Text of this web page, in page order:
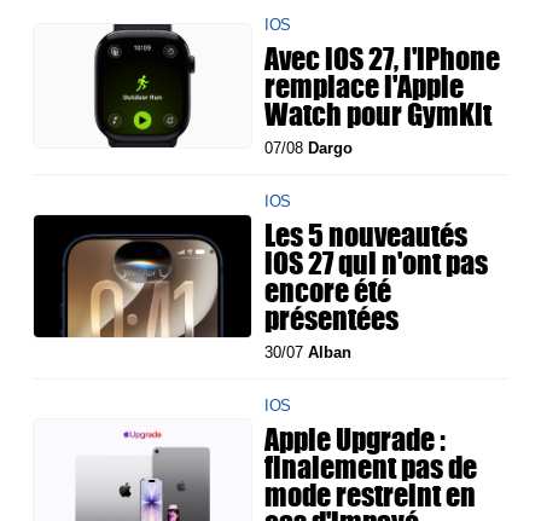
IOS
Avec iOS 27, l'iPhone
remplace l'Apple
Watch pour GymKit
07/08Dargo
IOS
Les 5 nouveautés
iOS 27 qui n'ont pas
encore été
présentées
30/07Alban
IOS
Apple Upgrade :
finalement pas de
mode restreint en